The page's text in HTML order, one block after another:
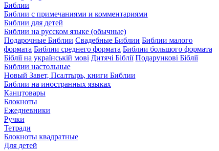
Библии
Библии с примечаниями и комментариями
Библии для детей
Библии на русском языке (обычные)
Подарочные Библии Свадебные Библии Библии малого
формата Библии среднего формата Библии большого формата
Біблії на українській мові Дитячі Біблії Подарункові Біблії
Библии настольные
Новый Завет, Псалтырь, книги Библии
Библии на иностранных языках
Канцтовары
Блокноты
Ежедневники
Ручки
Тетради
Блокноты квадратные
Для детей